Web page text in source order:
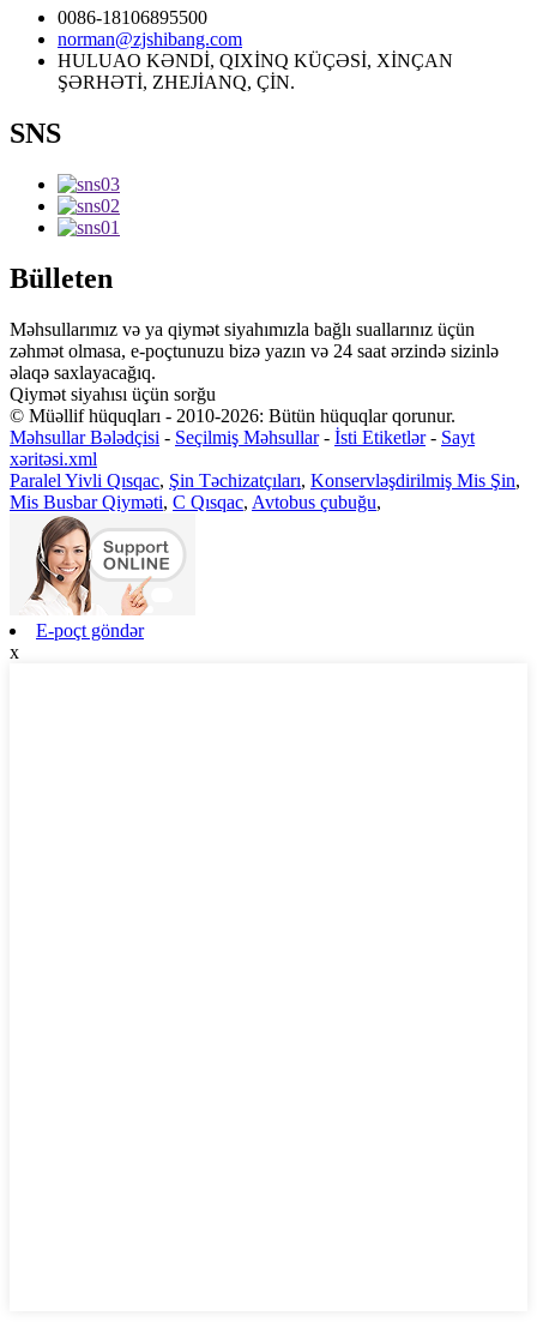
0086-18106895500
norman@zjshibang.com
HULUAO KƏNDİ, QIXİNQ KÜÇƏSİ, XİNÇAN
ŞƏRHƏTİ, ZHEJİANQ, ÇİN.
SNS
Bülleten
Məhsullarımız və ya qiymət siyahımızla bağlı suallarınız üçün
zəhmət olmasa, e-poçtunuzu bizə yazın və 24 saat ərzində sizinlə
əlaqə saxlayacağıq.
Qiymət siyahısı üçün sorğu
© Müəllif hüquqları - 2010-2026: Bütün hüquqlar qorunur.
Məhsullar Bələdçisi - Seçilmiş Məhsullar- İsti Etiketlər- Sayt
xəritəsi.xml
Paralel Yivli Qısqac, Şin Təchizatçıları, Konservləşdirilmiş Mis Şin,
Mis Busbar Qiyməti, C Qısqac, Avtobus çubuğu,
E-poçt göndər
x